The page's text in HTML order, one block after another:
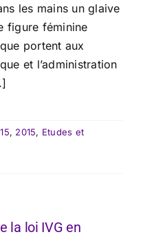
les mains un glaive
figure féminine
portent aux
et l’administration
, 2015, Etudes et
la loi IVG en